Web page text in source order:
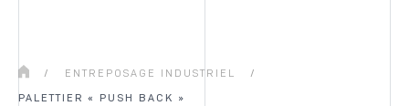
/ ENTREPOSAGE INDUSTRIEL /
PALETTIER « PUSH BACK »